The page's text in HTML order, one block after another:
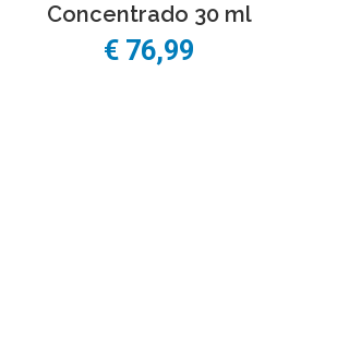
Concentrado 30 ml
€ 76,99